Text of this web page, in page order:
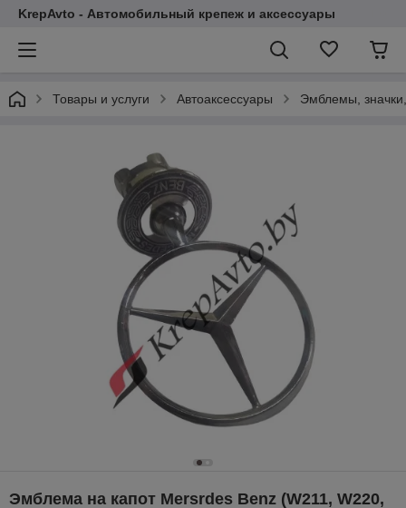
KrepAvto - Автомобильный крепеж и аксессуары
Товары и услуги Автоаксессуары Эмблемы,
Эмблема на капот Mersrdes Benz (W211, W220,